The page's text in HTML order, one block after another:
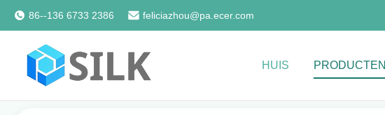
86--136 6733 2386 feliciazhou@pa.ecer.com
HUIS PRODUCTEN